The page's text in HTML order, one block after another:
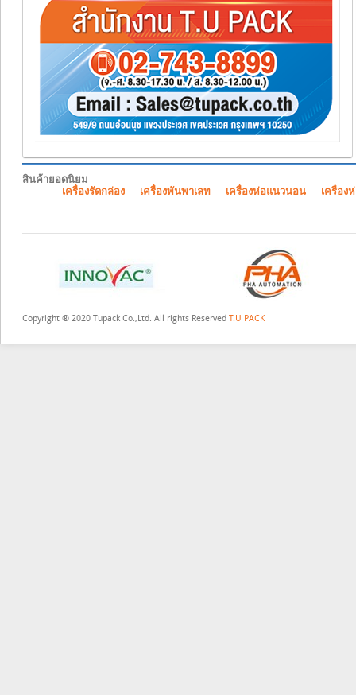
สินค้ายอดนิยม
เครื่องรัดกล่อง
เครื่องพันพาเลท เครื่องห่อแนวนอน เครื่อง
Copyright ® 2020 Tupack Co.,Ltd. All rights Reserved T.U PACK